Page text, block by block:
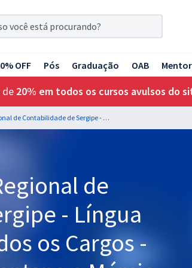
OFF Pós Graduação OAB
de 20% em todos os cursos avulsos do
CRC SE - Conselho Regional de Contabilidade de Sergipe - Língua Portuguesa para Todos os Cargos - Professores: Elias Santana e Márcio Wesley
de
- Língua
os Cargos -